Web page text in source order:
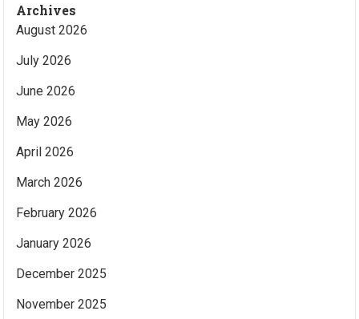
Archives
August 2026
July 2026
June 2026
May 2026
April 2026
March 2026
February 2026
January 2026
December 2025
November 2025